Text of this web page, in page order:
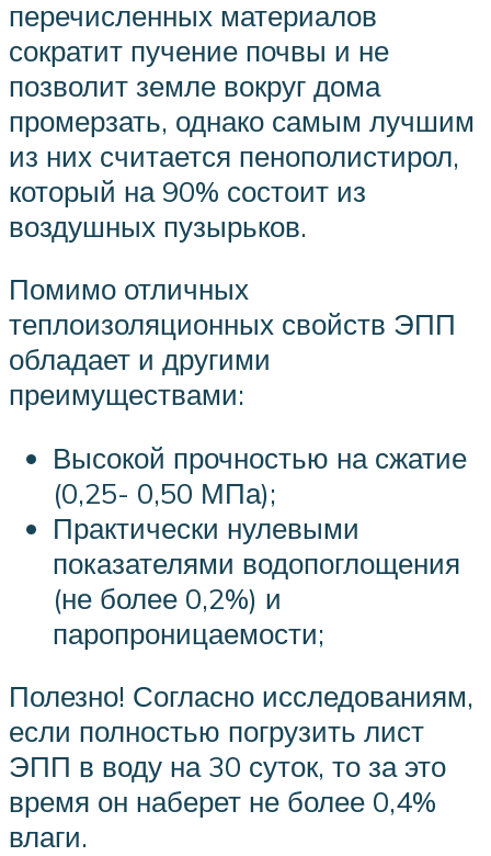
перечисленных материалов
сократит пучение почвы и не
позволит земле вокруг дома
промерзать, однако самым лучшим
из них считается пенополистирол,
который на 90% состоит из
воздушных пузырьков.
Помимо отличных
теплоизоляционных свойств ЭПП
обладает и другими
преимуществами:
Высокой прочностью на сжатие
(0,25- 0,50 МПа);
Практически нулевыми
показателями водопоглощения
(не более 0,2%) и
паропроницаемости;
Полезно! Согласно исследованиям,
если полностью погрузить лист
ЭПП в воду на 30 суток, то за это
время он наберет не более 0,4%
влаги.